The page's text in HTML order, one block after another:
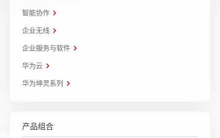
智能协作
企业无线
企业服务与软件
华为云
华为坤灵系列
产品组合